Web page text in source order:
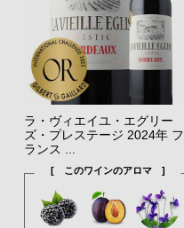
ラ・ヴィエイユ・エグリー
ズ・プレステージ 2024年 フ
ランス ...
[ このワインのアロマ ]